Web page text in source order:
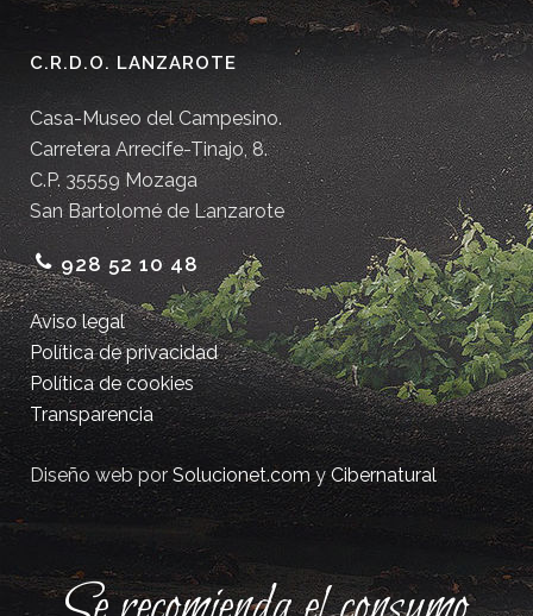
C.R.D.O. LANZAROTE
Casa-Museo del Campesino.
Carretera Arrecife-Tinajo, 8.
C.P. 35559 Mozaga
San Bartolomé de Lanzarote
928 52 10 48
Aviso legal
Política de privacidad
Política de cookies
Transparencia
Diseño web porSolucionet.comyCibernatural